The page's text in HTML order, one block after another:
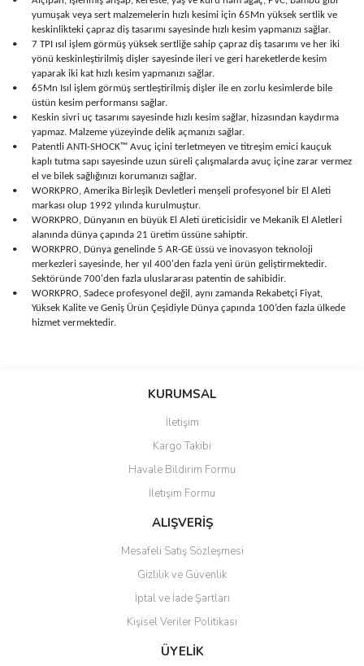
yumuşak veya sert malzemelerin hızlı kesimi için 65Mn yüksek sertlik ve
keskinlikteki çapraz diş tasarımı sayesinde hızlı kesim yapmanızı sağlar.
•
7 TPI ısıl işlem görmüş yüksek sertliğe sahip çapraz diş tasarımı ve her iki
yönü keskinleştirilmiş dişler sayesinde ileri ve geri hareketlerde kesim
yaparak iki kat hızlı kesim yapmanızı sağlar.
•
65Mn Isıl işlem görmüş sertleştirilmiş dişler ile en zorlu kesimlerde bile
üstün kesim performansı sağlar.
•
Keskin sivri uç tasarımı sayesinde hızlı kesim sağlar, hizasından kaydırma
yapmaz. Malzeme yüzeyinde delik açmanızı sağlar.
•
Patentli ANTI-SHOCK™ Avuç içini terletmeyen ve titreşim emici kauçuk
kaplı tutma sapı sayesinde uzun süreli çalışmalarda avuç içine zarar vermez
el ve bilek sağlığınızı korumanızı sağlar.
•
WORKPRO, Amerika Birleşik Devletleri menşeli profesyonel bir El Aleti
markası olup 1992 yılında kurulmuştur.
•
WORKPRO, Dünyanın en büyük El Aleti üreticisidir ve Mekanik El Aletleri
alanında dünya çapında 21 üretim üssüne sahiptir.
•
WORKPRO, Dünya genelinde 5 AR-GE üssü ve inovasyon teknoloji
merkezleri sayesinde, her yıl 400'den fazla yeni ürün geliştirmektedir.
Sektöründe 700'den fazla uluslararası patentin de sahibidir.
•
WORKPRO, Sadece profesyonel değil, aynı zamanda Rekabetçi Fiyat,
Yüksek Kalite ve Geniş Ürün Çeşidiyle Dünya çapında 100’den fazla ülkede
hizmet vermektedir.
Bu ürüne ilk yorumu siz yapın!
Ürün resmi kalitesiz, bozuk veya görüntülenemiyor.
Ürün açıklamasında eksik bilgiler bulunuyor.
Ürün bilgilerinde hatalar bulunuyor.
Ürün fiyatı diğer sitelerden daha pahalı.
Gönder
KURUMSAL
İletişim
Kargo Takibi
Havale Bildirim Formu
İletişim Formu
ALIŞVERİŞ
Mesafeli Satış Sözleşmesi
Gizlilik ve Güvenlik
İptal ve İade Şartları
Kişisel Veriler Politikası
ÜYELİK